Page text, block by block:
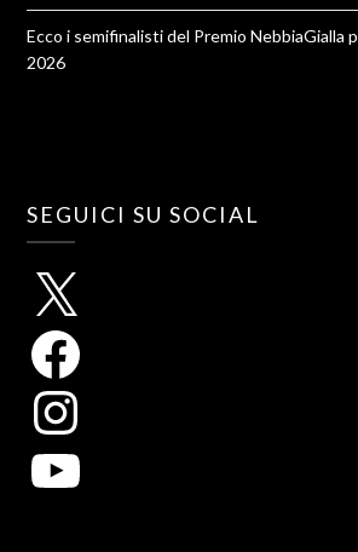
Ecco i semifinalisti del Premio NebbiaGialla
2026
SEGUICI SU SOCIAL